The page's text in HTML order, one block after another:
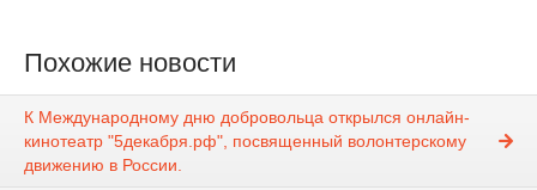
Похожие новости
К Международному дню добровольца открылся онлайн-
кинотеатр "5декабря.рф", посвященный волонтерскому
движению в России.